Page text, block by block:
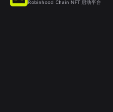
Robinhood Chain NFT 启动平台